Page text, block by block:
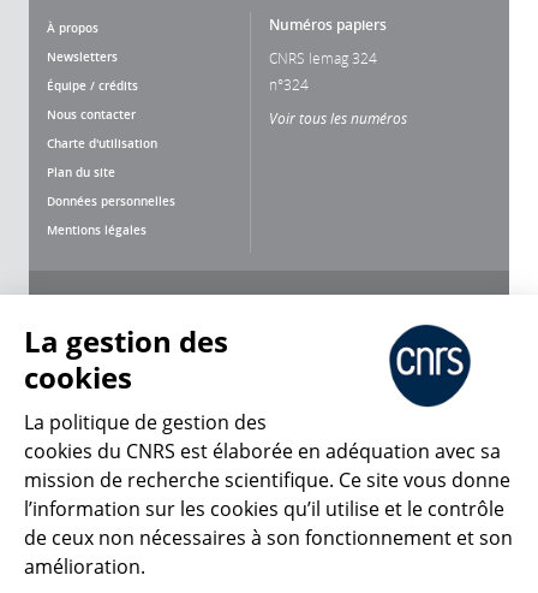
À propos
Newsletters
Équipe / crédits
Nous contacter
Charte d'utilisation
Plan du site
Données personnelles
Mentions légales
Numéros papiers
CNRS lemag 324
n°324
Voir tous les numéros
Nous suivre Partager
CNRS Le Mag
© 2026, CNRS
La gestion des
cookies
La politique de gestion des
cookies du CNRS est élaborée en adéquation avec sa
mission de recherche scientifique. Ce site vous donne
l’information sur les cookies qu’il utilise et le contrôle
de ceux non nécessaires à son fonctionnement et son
amélioration.